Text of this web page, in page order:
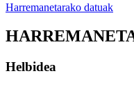
Harremanetarako datuak
Helbidea